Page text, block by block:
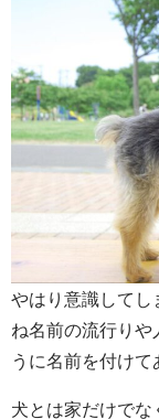
やはり意識してし
ね名前の流行りや
うに名前を付けて
犬とは家だけで